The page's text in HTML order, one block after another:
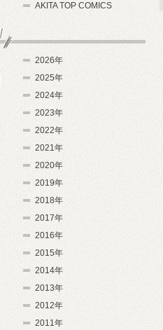
AKITA TOP COMICS
2026年
2025年
2024年
2023年
2022年
2021年
2020年
2019年
2018年
2017年
2016年
2015年
2014年
2013年
2012年
2011年